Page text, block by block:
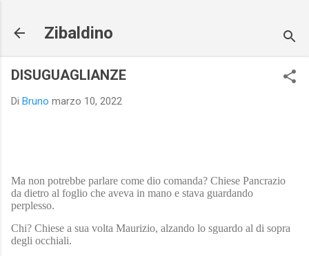
Zibaldino
DISUGUAGLIANZE
Di Bruno marzo 10, 2022
Ma non potrebbe parlare come dio comanda? Chiese Pancrazio
da dietro al foglio che aveva in mano e stava guardando
perplesso.
Chi? Chiese a sua volta Maurizio, alzando lo sguardo al di sopra
degli occhiali.